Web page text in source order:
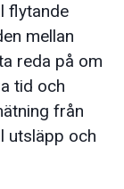
flytande
mellan
reda på om
tid och
från
utsläpp och